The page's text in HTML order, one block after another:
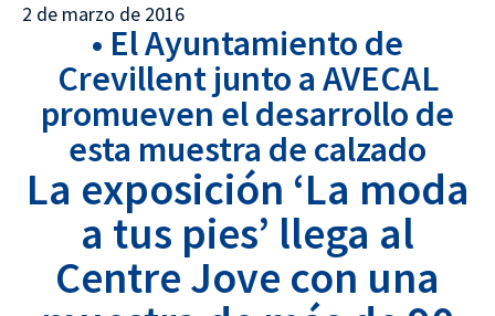
2 de marzo de 2016
• El Ayuntamiento de
Crevillent junto a AVECAL
promueven el desarrollo de
esta muestra de calzado
La exposición ‘La moda
a tus pies’ llega al
Centre Jove con una